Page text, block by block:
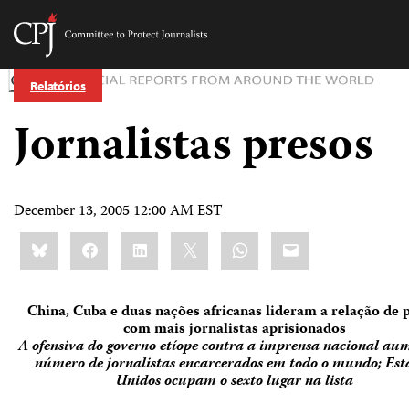
Skip
to
Committee
Protect
Relatórios
Jornalistas presos
December 13, 2005 12:00 AM EST
Share
this:BlueskyFacebookLinkedIn WhatsApp
Email
China, Cuba e duas nações africanas lideram a relação de
com mais jornalistas aprisionados
A ofensiva do governo etíope contra a imprensa nacional
número de jornalistas encarcerados em todo o mundo;
Unidos ocupam o sexto lugar na lista